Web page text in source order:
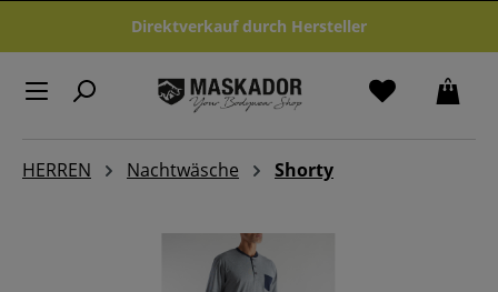
Zum Hauptinhalt springenDirektverkauf durch Hersteller
HERREN Nachtwäsche Shorty